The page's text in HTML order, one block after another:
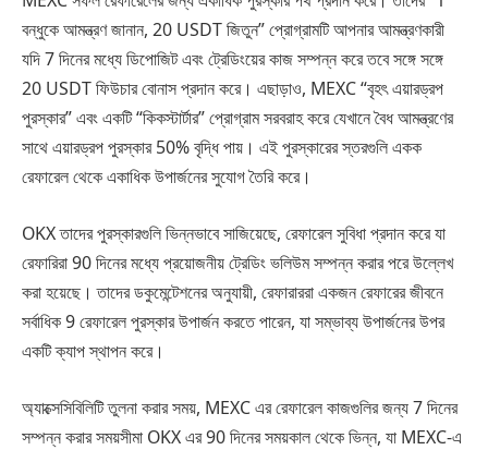
বন্ধুকে আমন্ত্রণ জানান, 20 USDT জিতুন” প্রোগ্রামটি আপনার আমন্ত্রণকারী
যদি 7 দিনের মধ্যে ডিপোজিট এবং ট্রেডিংয়ের কাজ সম্পন্ন করে তবে সঙ্গে সঙ্গে
20 USDT ফিউচার বোনাস প্রদান করে। এছাড়াও, MEXC “বৃহৎ এয়ারড্রপ
পুরস্কার” এবং একটি “কিকস্টার্টার” প্রোগ্রাম সরবরাহ করে যেখানে বৈধ আমন্ত্রণের
সাথে এয়ারড্রপ পুরস্কার 50% বৃদ্ধি পায়। এই পুরস্কারের স্তরগুলি একক
রেফারেল থেকে একাধিক উপার্জনের সুযোগ তৈরি করে।
OKX তাদের পুরস্কারগুলি ভিন্নভাবে সাজিয়েছে, রেফারেল সুবিধা প্রদান করে যা
রেফারিরা 90 দিনের মধ্যে প্রয়োজনীয় ট্রেডিং ভলিউম সম্পন্ন করার পরে উল্লেখ
করা হয়েছে। তাদের ডকুমেন্টেশনের অনুযায়ী, রেফারাররা একজন রেফারের জীবনে
সর্বাধিক 9 রেফারেল পুরস্কার উপার্জন করতে পারেন, যা সম্ভাব্য উপার্জনের উপর
একটি ক্যাপ স্থাপন করে।
অ্যাক্সেসিবিলিটি তুলনা করার সময়, MEXC এর রেফারেল কাজগুলির জন্য 7 দিনের
সম্পন্ন করার সময়সীমা OKX এর 90 দিনের সময়কাল থেকে ভিন্ন, যা MEXC-এ